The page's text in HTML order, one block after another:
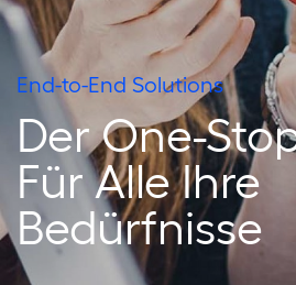
End-to-End Solutions
Der One-
Für Alle Ihre
Bedürfnisse